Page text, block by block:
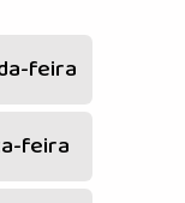
feira
feira